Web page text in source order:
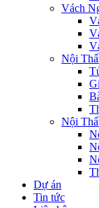
Vách
Nội
Nội
Dự án
Tin tức